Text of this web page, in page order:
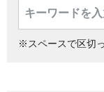
※スペースで区切